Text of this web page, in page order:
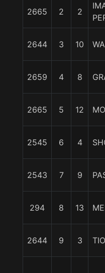
2665 2 2
2644 3 10
2659 4 8
2665 5 12
2545 6 4
2543 7 9
294 8 13
2644 9 3